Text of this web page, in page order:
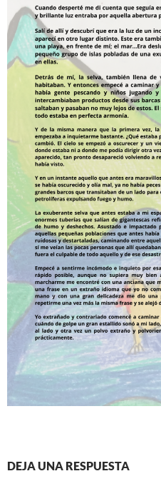
DEJA UNA RESPUESTA